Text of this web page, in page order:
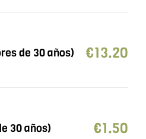
de 30 años) €13.20
30 años) €1.50